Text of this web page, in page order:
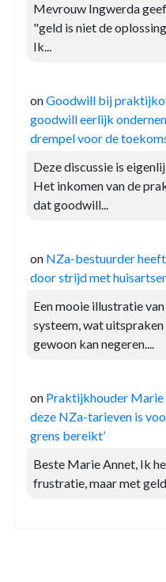
Mevrouw Ingwerda
"geld is niet de
Ik...
onGoodwill bij
goodwill eerlijk
drempel voor de
Deze discussie is
Het inkomen van de
dat goodwill...
on NZa-bestuurder
door strijd met
Een mooie illustratie
systeem, wat
gewoon kan negeren....
on Praktijkhouder Marie
deze NZa-tarieven is
grens bereikt’
Beste Marie Annet, Ik
frustratie, maar met